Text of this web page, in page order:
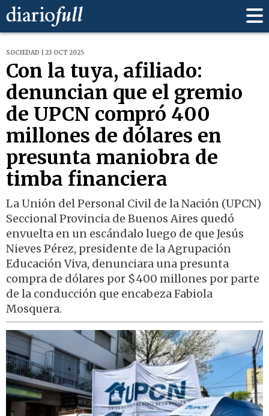
SOCIEDAD | 23 OCT 2025
Con la tuya, afiliado:
denuncian que el gremio
de UPCN compró 400
millones de dólares en
presunta maniobra de
timba financiera
La Unión del Personal Civil de la Nación (UPCN)
Seccional Provincia de Buenos Aires quedó
envuelta en un escándalo luego de que Jesús
Nieves Pérez, presidente de la Agrupación
Educación Viva, denunciara una presunta
compra de dólares por $400 millones por parte
de la conducción que encabeza Fabiola
Mosquera.